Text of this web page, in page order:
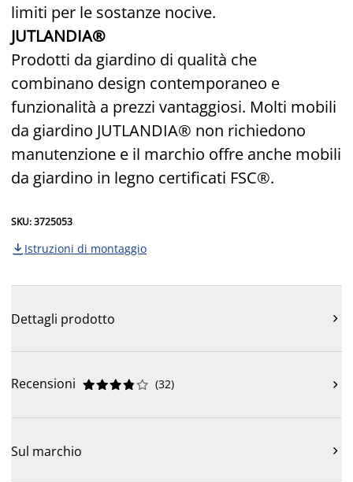
limiti per le sostanze nocive.
JUTLANDIA®
Prodotti da giardino di qualità che
combinano design contemporaneo e
funzionalità a prezzi vantaggiosi. Molti mobili
da giardino JUTLANDIA® non richiedono
manutenzione e il marchio offre anche mobili
da giardino in legno certificati FSC®.
SKU: 3725053
 Istruzioni di montaggio
Dettagli prodotto 
Recensioni 




 (32) 
Sul marchio 